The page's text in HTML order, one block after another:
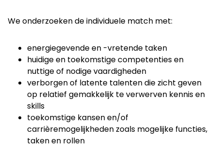
We onderzoeken de individuele match met:
energiegevende en -vretende taken
huidige en toekomstige competenties en
nuttige of nodige vaardigheden
verborgen of latente talenten die zicht geven
op relatief gemakkelijk te verwerven kennis en
skills
toekomstige kansen en/of
carrièremogelijkheden zoals mogelijke functies,
taken en rollen